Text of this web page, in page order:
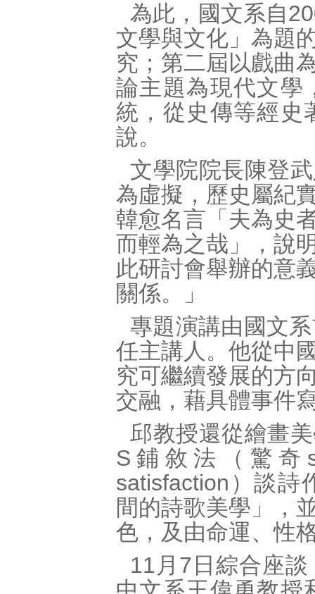
為此，國文系自
文學與文化」為題
究；第二屆以戲曲
論主題為現代文學
統，從史傳等經史
說。
文學院院長陳登
為虛擬，歷史屬紀
韓愈名言「夫為史
而輕為之哉」，說
此研討會舉辦的意
關係。」
專題演講由國文
任主講人。他從中
究可繼續發展的方
交融，藉具體事件
邱教授還從繪畫
S鋪敘法（驚奇
satisfaction）談詩
間的詩歌美學」，
色，及由命運、性
11月7日綜合座